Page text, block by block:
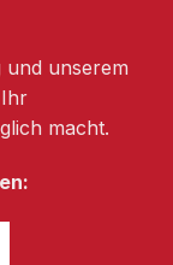
unserem
macht.